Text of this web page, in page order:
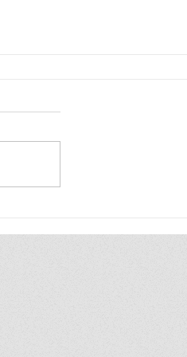
ik ben zo blij, ik ben zo blij de